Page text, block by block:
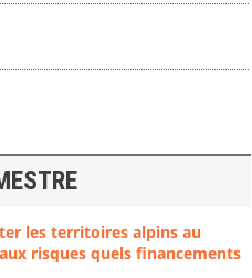
les territoires alpins au
risques quels financements